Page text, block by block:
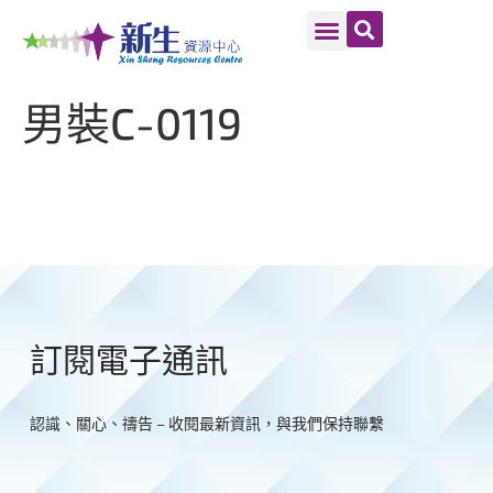
男裝C-0119
訂閱電子通訊
認識、關心、禱告 – 收閱最新資訊，與我們保持聯繫